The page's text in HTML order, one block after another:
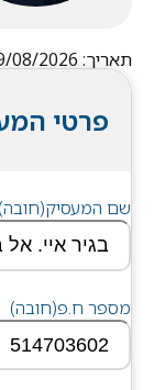
תאריך: 09/08/2026
פרטי
שם המעסיק(חובה)
מספר ח.פ(חובה)